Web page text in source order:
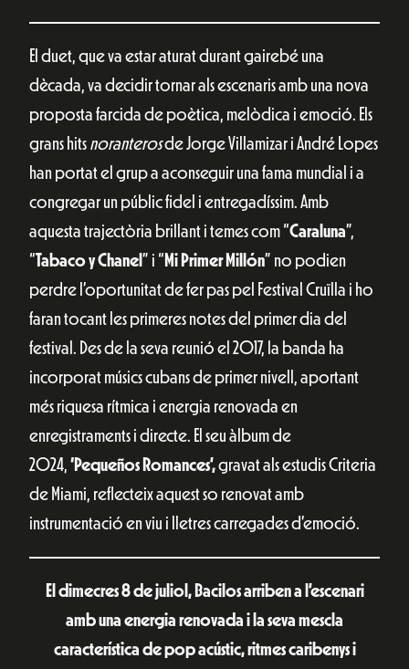
El duet, que va estar aturat durant gairebé una
dècada, va decidir tornar als escenaris amb una nova
proposta farcida de poètica, melòdica i emoció. Els
grans hits noranterosde Jorge Villamizar i André Lopes
han portat el grup a aconseguir una fama mundial i a
congregar un públic fidel i entregadíssim. Amb
aquesta trajectòria brillant i temes com “Caraluna”,
“Tabaco y Chanel ” i “ Mi Primer Millón” no podien
perdre l’oportunitat de fer pas pel Festival Cruïlla i ho
faran tocant les primeres notes del primer dia del
festival. Des de la seva reunió el 2017, la banda ha
incorporat músics cubans de primer nivell, aportant
més riquesa rítmica i energia renovada en
enregistraments i directe. El seu àlbum de
2024, ‘Pequeños Romances’,gravat als estudis Criteria
de Miami, reflecteix aquest so renovat amb
instrumentació en viu i lletres carregades d’emoció.
El dimecres 8 de juliol, Bacilos arriben a l’escenari
amb una energia renovada i la seva mescla
característica de pop acústic, ritmes caribenys i